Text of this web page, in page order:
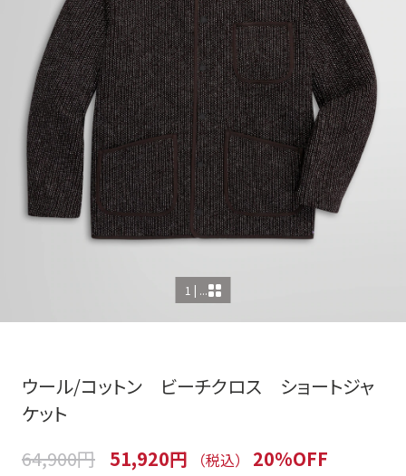
1 | ...
ウール/コットン ビーチクロス ショートジャ
ケット
64,900円 51,920円 （税込）
20%OFF